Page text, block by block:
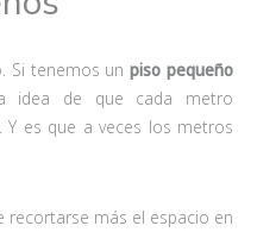
Si tenemos unpiso pequeño
idea de que cada metro
Y es que a veces los metros
recortarse más el espacio en